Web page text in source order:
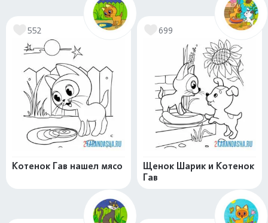
552
Котенок Гав нашел мясо
699
Щенок Шарик и Котенок
Гав